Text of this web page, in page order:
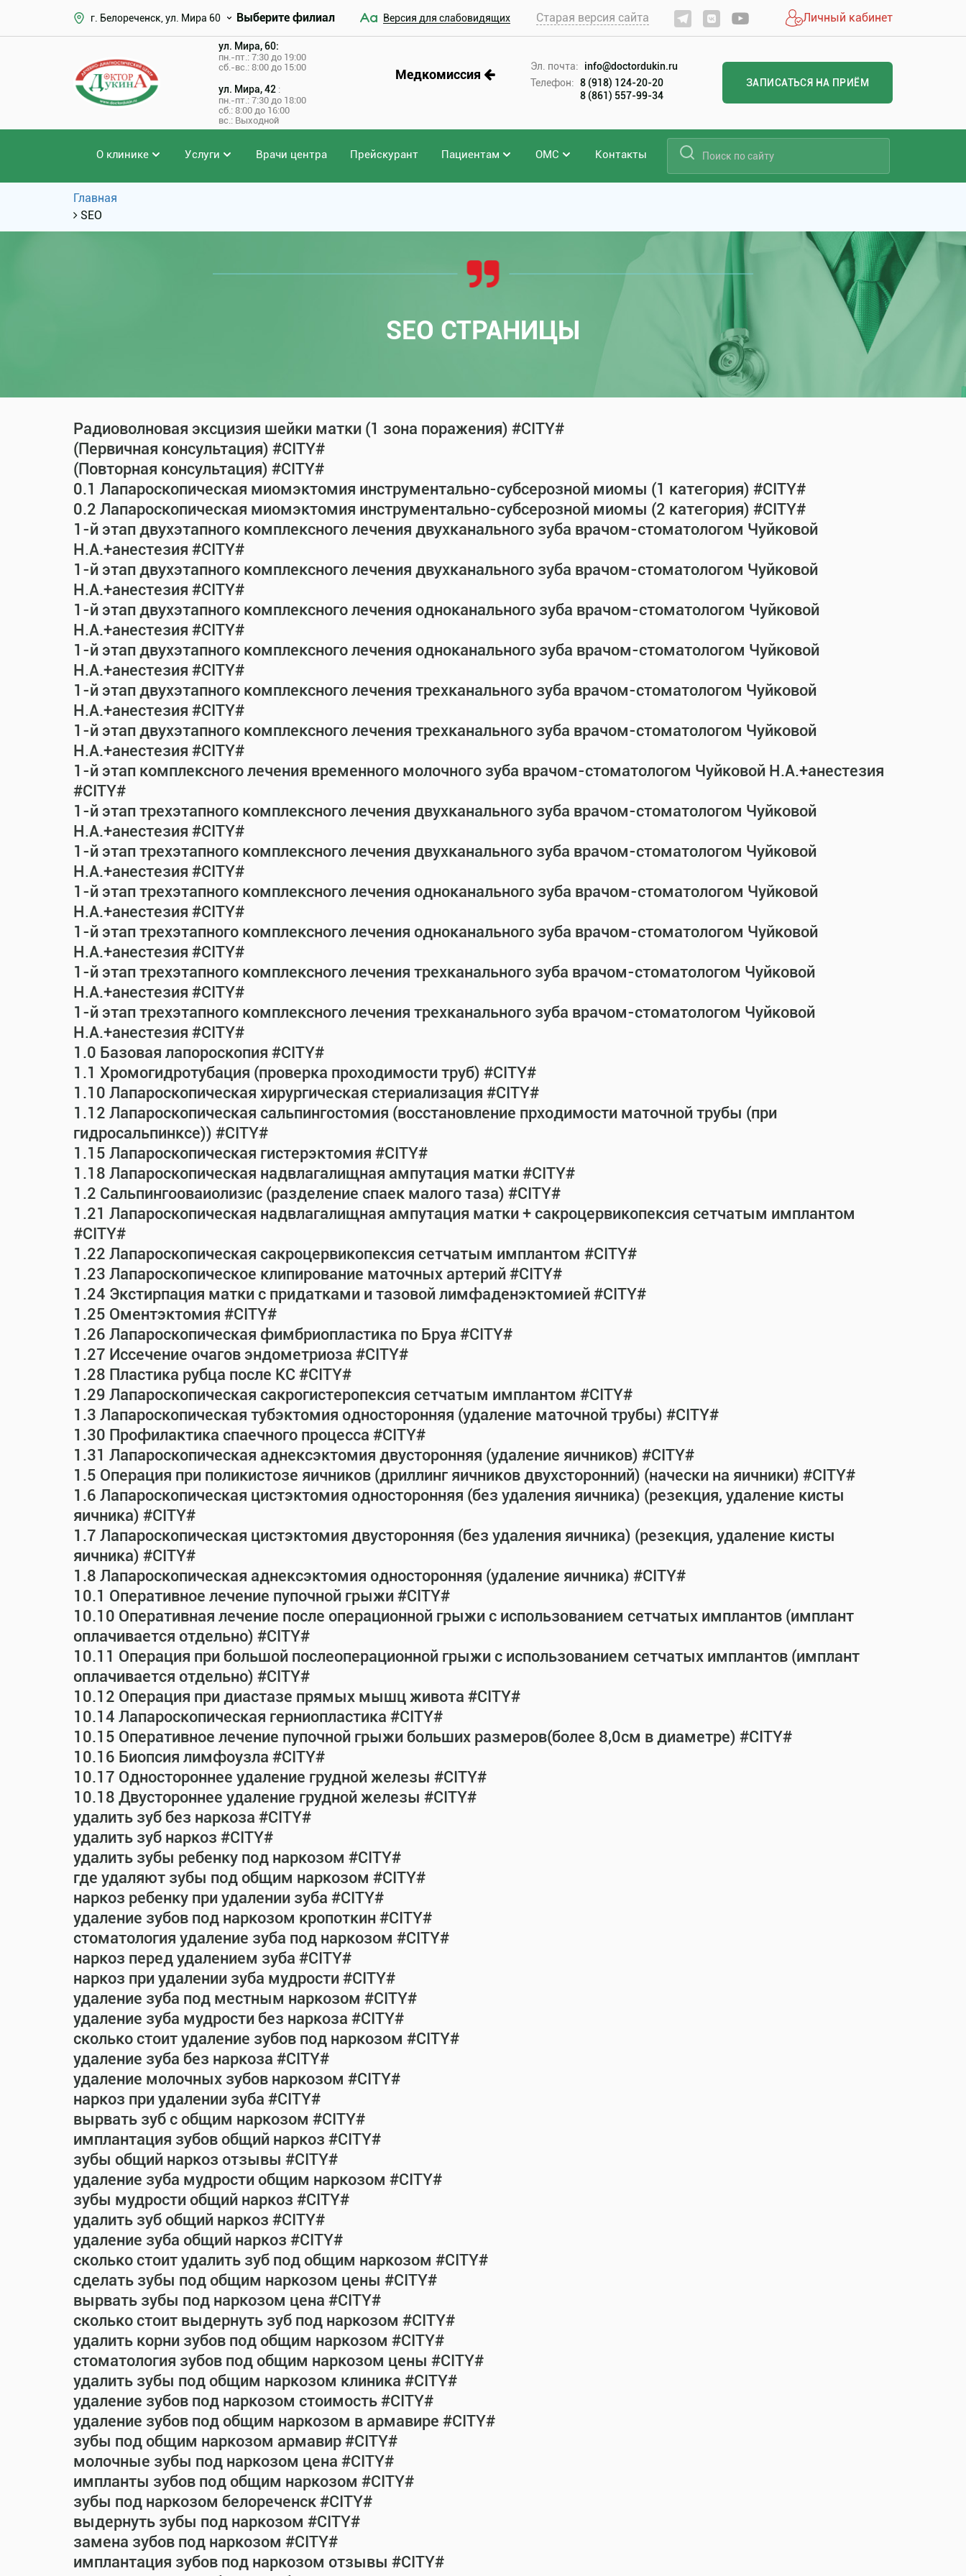
г. Белореченск, ул. Мира 60 Выберите филиал Версия для слабовидящих Старая версия сайта Личный кабинет
ул. Мира, 60:
пн.-пт.: 7:30 до 19:00
сб.-вс.: 8:00 до 15:00
ул. Мира, 42 :
пн.-пт.: 7:30 до 18:00
сб.: 8:00 до 16:00
вс.: Выходной
Медкомиссия
Эл. почта:
info@doctordukin.ru
Телефон: 8 (918) 124-20-20
8 (861) 557-99-34
ЗАПИСАТЬСЯ НА ПРИЁМ
О клинике Услуги Врачи центра Прейскурант Пациентам ОМС Контакты
Главная
SEO
SEO СТРАНИЦЫ
Радиоволновая эксцизия шейки матки (1 зона поражения) #CITY#
(Первичная консультация) #CITY#
(Повторная консультация) #CITY#
0.1 Лапароскопическая миомэктомия инструментально-субсерозной миомы (1 категория) #CITY#
0.2 Лапароскопическая миомэктомия инструментально-субсерозной миомы (2 категория) #CITY#
1-й этап двухэтапного комплексного лечения двухканального зуба врачом-стоматологом Чуйковой
Н.А.+анестезия #CITY#
1-й этап двухэтапного комплексного лечения двухканального зуба врачом-стоматологом Чуйковой
Н.А.+анестезия #CITY#
1-й этап двухэтапного комплексного лечения одноканального зуба врачом-стоматологом Чуйковой
Н.А.+анестезия #CITY#
1-й этап двухэтапного комплексного лечения одноканального зуба врачом-стоматологом Чуйковой
Н.А.+анестезия #CITY#
1-й этап двухэтапного комплексного лечения трехканального зуба врачом-стоматологом Чуйковой
Н.А.+анестезия #CITY#
1-й этап двухэтапного комплексного лечения трехканального зуба врачом-стоматологом Чуйковой
Н.А.+анестезия #CITY#
1-й этап комплексного лечения временного молочного зуба врачом-стоматологом Чуйковой Н.А.+анестезия
#CITY#
1-й этап трехэтапного комплексного лечения двухканального зуба врачом-стоматологом Чуйковой
Н.А.+анестезия #CITY#
1-й этап трехэтапного комплексного лечения двухканального зуба врачом-стоматологом Чуйковой
Н.А.+анестезия #CITY#
1-й этап трехэтапного комплексного лечения одноканального зуба врачом-стоматологом Чуйковой
Н.А.+анестезия #CITY#
1-й этап трехэтапного комплексного лечения одноканального зуба врачом-стоматологом Чуйковой
Н.А.+анестезия #CITY#
1-й этап трехэтапного комплексного лечения трехканального зуба врачом-стоматологом Чуйковой
Н.А.+анестезия #CITY#
1-й этап трехэтапного комплексного лечения трехканального зуба врачом-стоматологом Чуйковой
Н.А.+анестезия #CITY#
1.0 Базовая лапороскопия #CITY#
1.1 Хромогидротубация (проверка проходимости труб) #CITY#
1.10 Лапароскопическая хирургическая стериализация #CITY#
1.12 Лапароскопическая сальпингостомия (восстановление прходимости маточной трубы (при
гидросальпинксе)) #CITY#
1.15 Лапароскопическая гистерэктомия #CITY#
1.18 Лапароскопическая надвлагалищная ампутация матки #CITY#
1.2 Сальпингооваиолизис (разделение спаек малого таза) #CITY#
1.21 Лапароскопическая надвлагалищная ампутация матки + сакроцервикопексия сетчатым имплантом
#CITY#
1.22 Лапароскопическая сакроцервикопексия сетчатым имплантом #CITY#
1.23 Лапароскопическое клипирование маточных артерий #CITY#
1.24 Экстирпация матки с придатками и тазовой лимфаденэктомией #CITY#
1.25 Оментэктомия #CITY#
1.26 Лапароскопическая фимбриопластика по Бруа #CITY#
1.27 Иссечение очагов эндометриоза #CITY#
1.28 Пластика рубца после КС #CITY#
1.29 Лапароскопическая сакрогистеропексия сетчатым имплантом #CITY#
1.3 Лапароскопическая тубэктомия односторонняя (удаление маточной трубы) #CITY#
1.30 Профилактика спаечного процесса #CITY#
1.31 Лапароскопическая аднексэктомия двусторонняя (удаление яичников) #CITY#
1.5 Операция при поликистозе яичников (дриллинг яичников двухсторонний) (начески на яичники) #CITY#
1.6 Лапароскопическая цистэктомия односторонняя (без удаления яичника) (резекция, удаление кисты
яичника) #CITY#
1.7 Лапароскопическая цистэктомия двусторонняя (без удаления яичника) (резекция, удаление кисты
яичника) #CITY#
1.8 Лапароскопическая аднексэктомия односторонняя (удаление яичника) #CITY#
10.1 Оперативное лечение пупочной грыжи #CITY#
10.10 Оперативная лечение после операционной грыжи с использованием сетчатых имплантов (имплант
оплачивается отдельно) #CITY#
10.11 Операция при большой послеоперационной грыжи с использованием сетчатых имплантов (имплант
оплачивается отдельно) #CITY#
10.12 Операция при диастазе прямых мышц живота #CITY#
10.14 Лапароскопическая герниопластика #CITY#
10.15 Оперативное лечение пупочной грыжи больших размеров(более 8,0см в диаметре) #CITY#
10.16 Биопсия лимфоузла #CITY#
10.17 Одностороннее удаление грудной железы #CITY#
10.18 Двустороннее удаление грудной железы #CITY#
удалить зуб без наркоза #CITY#
удалить зуб наркоз #CITY#
удалить зубы ребенку под наркозом #CITY#
где удаляют зубы под общим наркозом #CITY#
наркоз ребенку при удалении зуба #CITY#
удаление зубов под наркозом кропоткин #CITY#
стоматология удаление зуба под наркозом #CITY#
наркоз перед удалением зуба #CITY#
наркоз при удалении зуба мудрости #CITY#
удаление зуба под местным наркозом #CITY#
удаление зуба мудрости без наркоза #CITY#
сколько стоит удаление зубов под наркозом #CITY#
удаление зуба без наркоза #CITY#
удаление молочных зубов наркозом #CITY#
наркоз при удалении зуба #CITY#
вырвать зуб с общим наркозом #CITY#
имплантация зубов общий наркоз #CITY#
зубы общий наркоз отзывы #CITY#
удаление зуба мудрости общим наркозом #CITY#
зубы мудрости общий наркоз #CITY#
удалить зуб общий наркоз #CITY#
удаление зуба общий наркоз #CITY#
сколько стоит удалить зуб под общим наркозом #CITY#
сделать зубы под общим наркозом цены #CITY#
вырвать зубы под наркозом цена #CITY#
сколько стоит выдернуть зуб под наркозом #CITY#
удалить корни зубов под общим наркозом #CITY#
стоматология зубов под общим наркозом цены #CITY#
удалить зубы под общим наркозом клиника #CITY#
удаление зубов под наркозом стоимость #CITY#
удаление зубов под общим наркозом в армавире #CITY#
зубы под общим наркозом армавир #CITY#
молочные зубы под наркозом цена #CITY#
импланты зубов под общим наркозом #CITY#
зубы под наркозом белореченск #CITY#
выдернуть зубы под наркозом #CITY#
замена зубов под наркозом #CITY#
имплантация зубов под наркозом отзывы #CITY#